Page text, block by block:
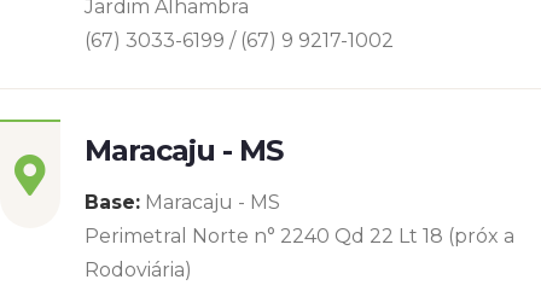
Jardim Alhambra
(67) 3033-6199 / (67) 9 9217-1002
Maracaju - MS
Base: Maracaju - MS
Perimetral Norte n° 2240 Qd 22 Lt 18 (próx a
Rodoviária)